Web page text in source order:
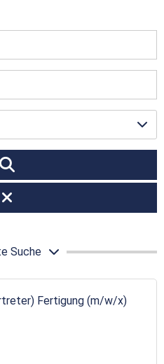
Suche
Fertigung (m/w/x)